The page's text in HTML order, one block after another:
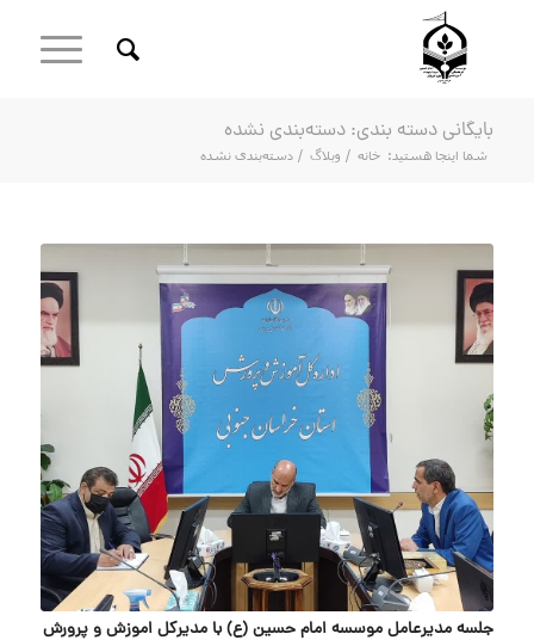
بایگانی دسته بندی: دسته‌بندی نشده
شما اینجا هستید: خانه / وبلاگ / دسته‌بندی نشده
جلسه مدیرعامل موسسه امام حسین (ع) با مدیرکل اموزش و پرورش